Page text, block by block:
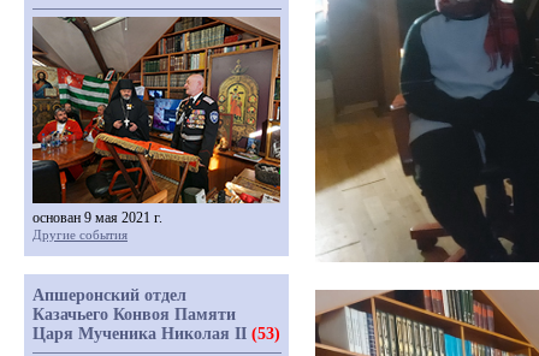
основан 9 мая 2021 г.
Другие события
Апшеронский отдел
Казачьего Конвоя Памяти
Царя Мученика Николая II (53)